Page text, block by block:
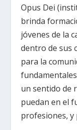
Opus Dei
brinda
jóvenes de la
dentro de sus
para la
un sentido de
puedan en el
profesiones,